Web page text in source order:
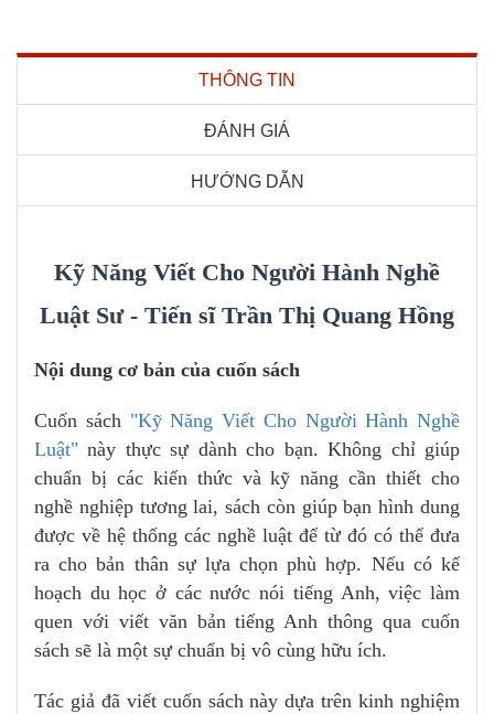
THÔNG TIN
ĐÁNH GIÁ
HƯỚNG DẪN
Kỹ Năng Viết Cho Người Hành Nghề
Luật Sư - Tiến sĩ Trần Thị Quang Hồng
Nội dung cơ bản của cuốn sách
Cuốn sách "Kỹ Năng Viết Cho Người Hành Nghề
Luật" này thực sự dành cho bạn. Không chỉ giúp
chuẩn bị các kiến thức và kỹ năng cần thiết cho
nghề nghiệp tương lai, sách còn giúp bạn hình dung
được về hệ thống các nghề luật để từ đó có thể đưa
ra cho bản thân sự lựa chọn phù hợp. Nếu có kế
hoạch du học ở các nước nói tiếng Anh, việc làm
quen với viết văn bản tiếng Anh thông qua cuốn
sách sẽ là một sự chuẩn bị vô cùng hữu ích.
Tác giả đã viết cuốn sách này dựa trên kinh nghiệm